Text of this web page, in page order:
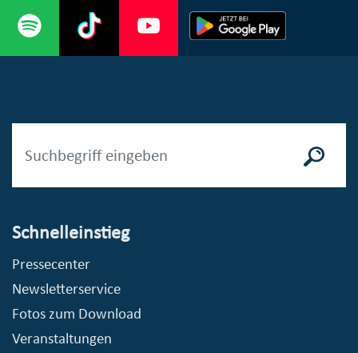
Schnelleinstieg
Pressecenter
Newsletterservice
Fotos zum Download
Veranstaltungen